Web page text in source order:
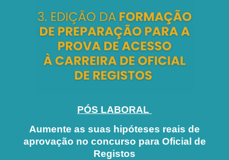
PÓS LABORAL
Aumente as suas hipóteses reais de
aprovação no concurso para Oficial de
Registos